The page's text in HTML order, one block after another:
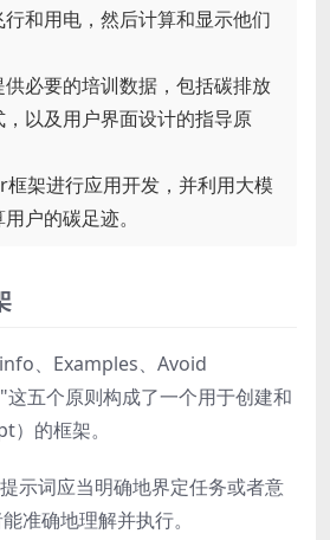
和用电，然后计算和显示他们
必要的培训数据，包括碳排放
以及用户界面设计的指导原
架进行应用开发，并利用大模
户的碳足迹。
、Examples、Avoid
五个原则构成了一个用于创建和
的框架。
示词应当明确地界定任务或者意
准确地理解并执行。